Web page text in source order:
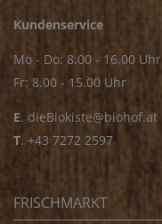
Kundenservice
Mo - Do: 8.00 - 16.00 Uhr
Fr: 8.00 - 15.00 Uhr
E. dieBiokiste@biohof.at
T. +43 7272 2597
FRISCHMARKT